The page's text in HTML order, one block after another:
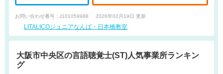
お問い合わせ番号 : J101059988 2026年02月19日 更新
LITALICOジュニアなんば・日本橋教室
大阪市中央区の言語聴覚士(ST)人気事業所ランキン
グ